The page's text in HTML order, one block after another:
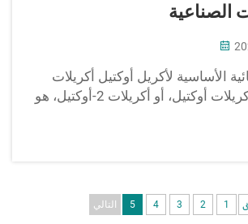
الصناعية
الأساسية لأكريل أوكتيل أكريلات
أكريلات أوكتيل أكريلات أوكتيل، أو أكريلات 2-أوكتيل، هو
ثمانية الكربون مرتبطة بمجموعة
التالي